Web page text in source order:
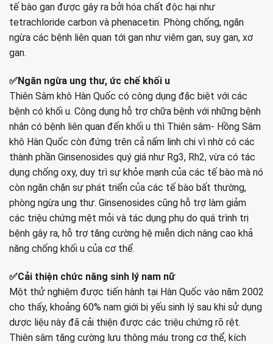
tế bào gan được gây ra bởi hóa chất độc hại như
tetrachloride carbon và phenacetin. Phòng chống, ngăn
ngừa các bệnh liên quan tới gan như viêm gan, suy gan, xơ
gan.
✅Ngăn ngừa ung thư, ức chế khối u
Thiên Sâm khô Hàn Quốc có công dụng đặc biệt với các
bệnh có khối u. Công dụng hỗ trợ chữa bệnh với những bệnh
nhân có bệnh liên quan đến khối u thì Thiên sâm- Hồng Sâm
khô Hàn Quốc còn đứng trên cả nấm linh chi vì nhờ có các
thành phần Ginsenosides quý giá như Rg3, Rh2, vừa có tác
dụng chống oxy, duy trì sự khỏe mạnh của các tế bào mà nó
còn ngăn chặn sự phát triển của các tế bào bất thường,
phòng ngừa ung thư. Ginsenosides cũng hỗ trợ làm giảm
các triệu chứng mệt mỏi và tác dụng phụ do quá trình trị
bệnh gây ra, hỗ trợ tăng cường hệ miễn dịch nâng cao khả
năng chống khối u của cơ thể.
✅Cải thiện chức năng sinh lý nam nữ
Một thử nghiệm được tiến hành tại Hàn Quốc vào năm 2002
cho thấy, khoảng 60% nam giới bị yếu sinh lý sau khi sử dụng
dược liệu này đã cải thiện được các triệu chứng rõ rệt.
Thiên sâm tăng cường lưu thông máu trong cơ thể, kích